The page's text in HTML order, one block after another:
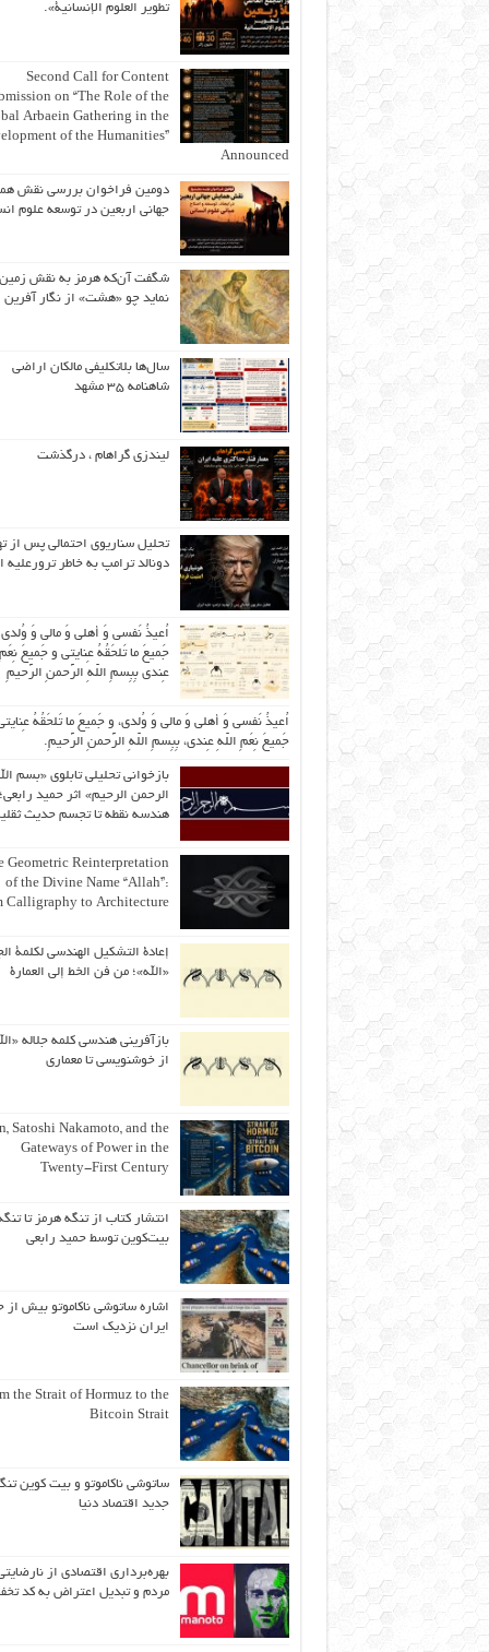
تطوير العلوم الإنسانية».
Second Call for Content
on “The Role of the
Arbaein Gathering in the
of the Humanities”
Announced
دومین فراخوان بررسی نقش
جهانی اربعین در توسعه علوم
شگفت آن‌که هرمز به نقش زمین
نماید چو «هشت» از نگار آفرین
سال‌ها بلاتکلیفی مالکان اراضی
شاهنامه ۳۵ مشهد
لیندزی گراهام ، درگذشت
تحلیل سناریوی احتمالی پس از
دونالد ترامپ به خاطر ترورعلیه
اُعیذُ نَفسی وَ أهلی وَ مالی وَ
جَمیعَ ما تَلحَقُهُ عِنایتی و جَمیعَ نِعَمِ
عِندی بِبِسمِ اللّهِ الرَّحمنِ الرَّحیمِ
اُعیذُ نَفسی وَ أهلی وَ مالی وَ وُلدی، و جَمیعَ ما تَلحَقُهُ
جَمیعَ نِعَمِ اللّهِ عِندی، بِبِسمِ اللّهِ الرَّحمنِ الرَّحیمِ.
بازخوانی تحلیلی تابلوی «بسم
الرحمن الرحیم» اثر حمید رابعی؛
هندسه نقطه تا تجسم حدیث
Geometric Reinterpretation
of the Divine Name “Allah”:
Calligraphy to Architecture
إعادة التشكيل الهندسي لكلمة
«الله»؛ من فن الخط إلى العمارة
بازآفرینی هندسی کلمه جلاله
از خوشنویسی تا معماری
Satoshi Nakamoto, and the
Gateways of Power in the
Twenty-First Century
انتشار کتاب از تنگه هرمز تا
بیت‌کوین توسط حمید رابعی
اشاره ساتوشی ناکاموتو بیش از
ایران نزدیک است
the Strait of Hormuz to the
Bitcoin Strait
ساتوشی ناکاموتو و بیت کوین
جدید اقتصاد دنیا
بهره‌برداری اقتصادی از
مردم و تبدیل اعتراض به کد